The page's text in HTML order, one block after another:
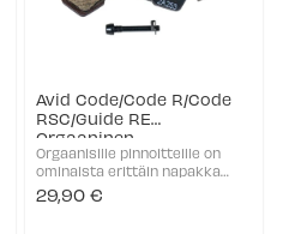
Avid Code/Code R/Code
RSC/Guide RE
Orgaaninen
Levyjarrupalat
Orgaanisille pinnoitteille on
ominaista erittäin napakka
jarrutusteho. Sramin ja Avidin
jarruihin. Orgaaniset jarrupalat
29,90 €